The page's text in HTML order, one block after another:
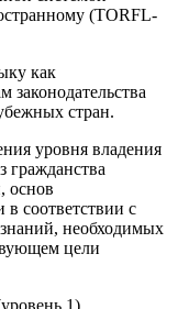
(TORFL-
как
законодательства
стран.
уровня владения
гражданства
основ
в соответствии с
необходимых
цели
1)